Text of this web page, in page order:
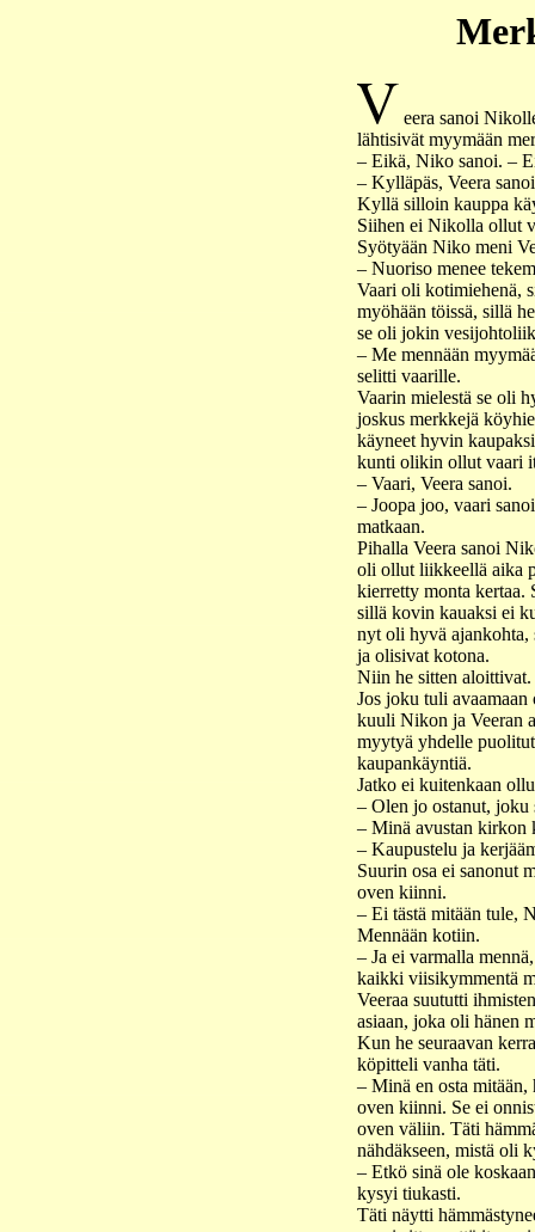
eera sanoi
lähtisivät myymään
– Eikä, Niko sanoi. –
– Kylläpäs, Veera
Kyllä silloin kauppa
Siihen ei Nikolla ollut
Syötyään Niko meni
– Nuoriso menee
Vaari oli kotimiehenä,
myöhään töissä, sillä
se oli jokin
– Me mennään
selitti vaarille.
Vaarin mielestä se oli
joskus merkkejä
käyneet hyvin
kunti olikin ollut vaari
– Vaari, Veera sanoi.
– Joopa joo, vaari
matkaan.
Pihalla Veera sanoi
oli ollut liikkeellä aika
kierretty monta kertaa.
sillä kovin kauaksi ei
nyt oli hyvä
ja olisivat kotona.
Niin he sitten
Jos joku tuli
kuuli Nikon ja Veeran
myytyä yhdelle
kaupankäyntiä.
Jatko ei kuitenkaan
– Olen jo ostanut, joku
– Minä avustan kirkon
– Kaupustelu ja
Suurin osa ei sanonut
oven kiinni.
– Ei tästä mitään tule,
Mennään kotiin.
– Ja ei varmalla
kaikki viisikymmentä
Veeraa suututti
asiaan, joka oli hänen
Kun he seuraavan
köpitteli vanha täti.
– Minä en osta mitään,
oven kiinni. Se ei
oven väliin. Täti
nähdäkseen, mistä oli
– Etkö sinä ole
kysyi tiukasti.
Täti näytti